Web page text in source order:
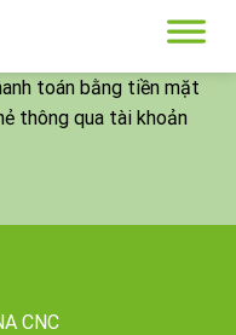
toán bằng tiền mặt
thông qua tài khoản
CNC